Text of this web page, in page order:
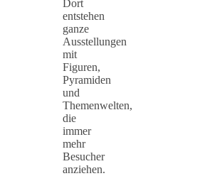
Dort
entstehen
ganze
Ausstellungen
mit
Figuren,
Pyramiden
und
Themenwelten,
die
immer
mehr
Besucher
anziehen.